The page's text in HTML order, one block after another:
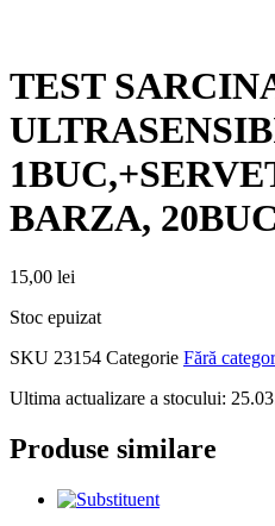
TEST
BARZA,
15,00 lei
Stoc epuizat
SKU 23154 Categorie Fără
Ultima actualizare a stocului:
Produse similare